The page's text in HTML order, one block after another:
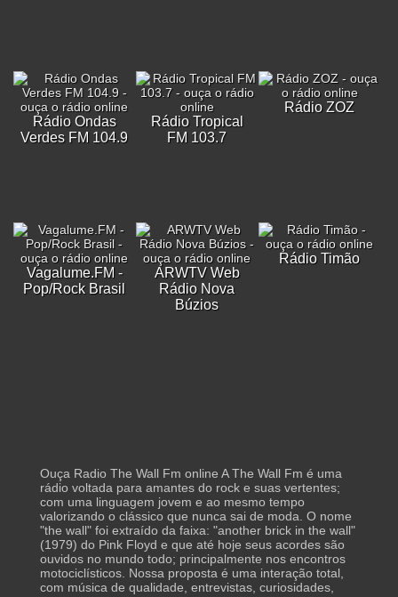
Rádio Ondas
Verdes FM 104.9
Rádio Tropical
FM 103.7
Rádio ZOZ
Vagalume.FM -
Pop/Rock Brasil
ARWTV Web
Rádio Nova
Búzios
Rádio Timão
Ouça Radio The Wall Fm online A The Wall Fm é uma
rádio voltada para amantes do rock e suas vertentes;
com uma linguagem jovem e ao mesmo tempo
valorizando o clássico que nunca sai de moda. O nome
"the wall" foi extraído da faixa: "another brick in the wall"
(1979) do Pink Floyd e que até hoje seus acordes são
ouvidos no mundo todo; principalmente nos encontros
motociclísticos. Nossa proposta é uma interação total,
com música de qualidade, entrevistas, curiosidades,